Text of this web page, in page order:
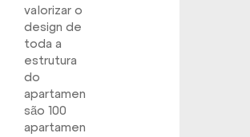
valorizar o
design de
toda a
estrutura
do
apartamento,
são 100
apartamentos